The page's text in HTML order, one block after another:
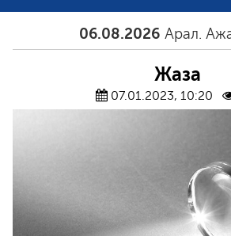
06.08.2026 Арал. Ажал.
Жаза
07.01.2023, 10:20